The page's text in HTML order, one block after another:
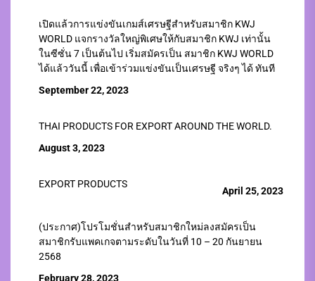
เปิดแล้วการแข่งขันเกมส์เศรษฐีสำหรับสมาชิก KWJ
WORLD แจกรางวัลใหญ่พิเศษให้กับสมาชิก KWJ เท่านั้น
ในซีซั่น 7 เป็นต้นไป เริ่มสมัครเป็น สมาชิก KWJ WORLD
ได้แล้ววันนี้ เพื่อเข้าร่วมแข่งขันเป็นเศรษฐี จริงๆ ได้ ทันที
September 22, 2023
THAI PRODUCTS FOR EXPORT AROUND THE WORLD.
August 3, 2023
EXPORT PRODUCTS
April 25, 2023
(ประกาศ)โปรโมชั่นสำหรับสมาชิกใหม่ลงสมัครเป็น
สมาชิกรับแพคเกจตามระดับในวันที่ 10 – 20 กันยายน
2568
February 28, 2023